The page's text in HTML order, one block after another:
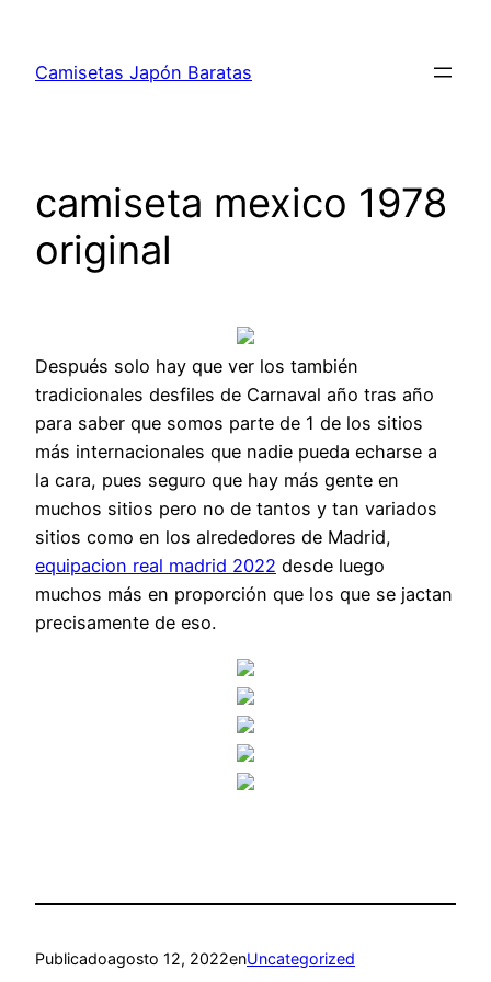
contenido
Camisetas Japón Baratas
camiseta mexico 1978
original
Después solo hay que ver los también
tradicionales desfiles de Carnaval año tras año
para saber que somos parte de 1 de los sitios
más internacionales que nadie pueda echarse a
la cara, pues seguro que hay más gente en
muchos sitios pero no de tantos y tan variados
sitios como en los alrededores de Madrid,
equipacion real madrid 2022 desde luego
muchos más en proporción que los que se jactan
precisamente de eso.
Publicadoagosto 12, 2022enUncategorized